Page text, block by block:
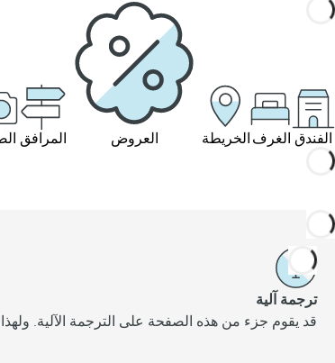
الفندق الغرف الخريطة العروض المرافق
ترجمة آلية
قد يقوم جزء من هذه الصفحة على الترجمة الآلية.